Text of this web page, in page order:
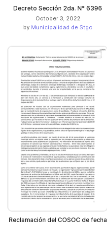
Decreto Sección 2da. N° 6396
October 3, 2022
by Municipalidad de Stgo
Reclamación del COSOC de fecha